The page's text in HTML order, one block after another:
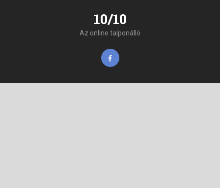
10/10
Az online talponálló